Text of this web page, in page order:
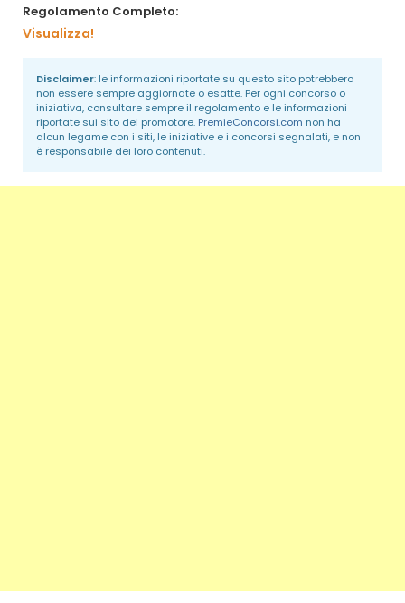
Regolamento Completo:
Visualizza!
Disclaimer: le informazioni riportate su questo sito potrebbero
non essere sempre aggiornate o esatte. Per ogni concorso o
iniziativa, consultare sempre il regolamento e le informazioni
riportate sui sito del promotore. PremieConcorsi.com non ha
alcun legame con i siti, le iniziative e i concorsi segnalati, e non
è responsabile dei loro contenuti.